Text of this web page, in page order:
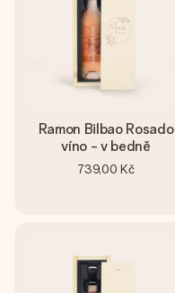
Ramon Bilbao Rosado
víno - v bedně
739,00 Kč